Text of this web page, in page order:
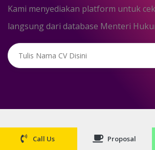
Kami menyediakan platform untuk
langsung dari database Menteri
Call Us Proposal